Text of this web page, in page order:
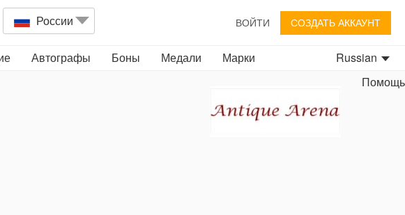
России ВОЙТИ СОЗДАТЬ АККАУНТ
Автографы Боны Медали Марки
Russian
Помощь